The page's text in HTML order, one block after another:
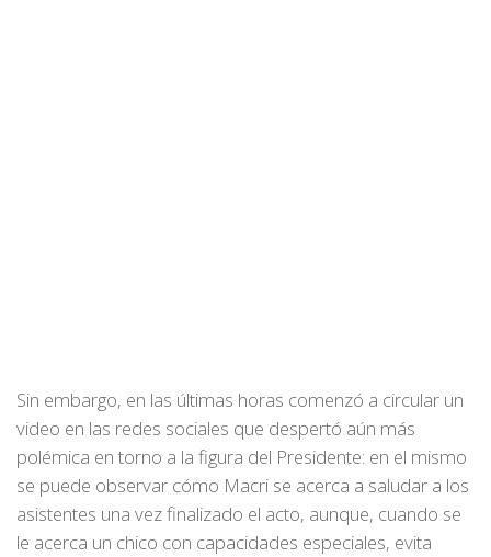
Sin embargo, en las últimas horas comenzó a circular un
video en las redes sociales que despertó aún más
polémica en torno a la figura del Presidente: en el mismo
se puede observar cómo Macri se acerca a saludar a los
asistentes una vez finalizado el acto, aunque, cuando se
le acerca un chico con capacidades especiales, evita